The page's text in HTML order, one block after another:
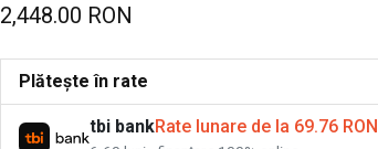
2,448.00 RON
Plătește în rate
tbi bankRate lunare de la 69.76 RON